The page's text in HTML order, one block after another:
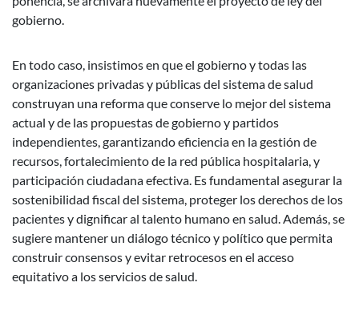
gobierno.
En todo caso, insistimos en que el gobierno y todas las
organizaciones privadas y públicas del sistema de salud
construyan una reforma que conserve lo mejor del sistema
actual y de las propuestas de gobierno y partidos
independientes, garantizando eficiencia en la gestión de
recursos, fortalecimiento de la red pública hospitalaria, y
participación ciudadana efectiva. Es fundamental asegurar la
sostenibilidad fiscal del sistema, proteger los derechos de los
pacientes y dignificar al talento humano en salud. Además, se
sugiere mantener un diálogo técnico y político que permita
construir consensos y evitar retrocesos en el acceso
equitativo a los servicios de salud.